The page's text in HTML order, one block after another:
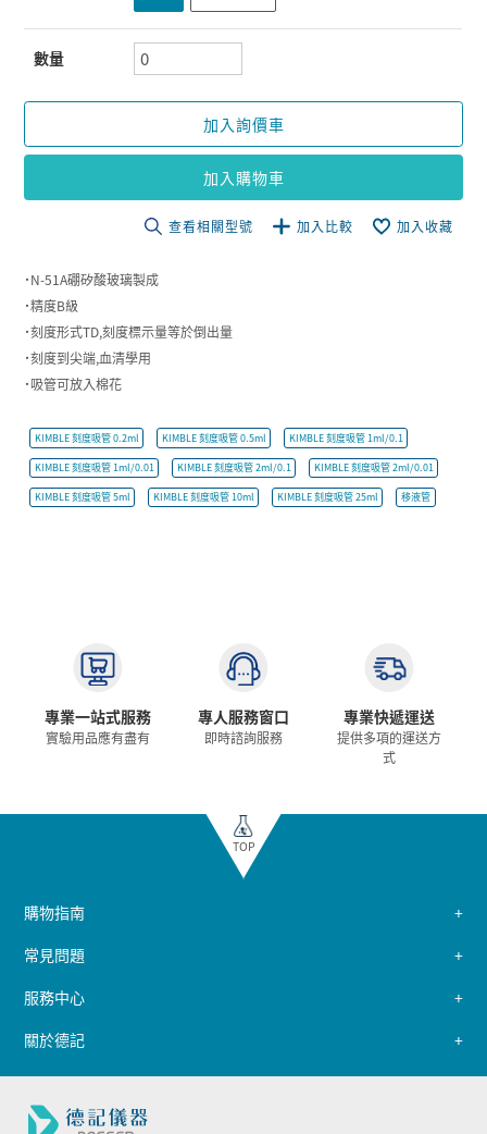
數量
加入詢價車
加入購物車
查看相關型號 加入比較 加入收藏
˙N-51A硼矽酸玻璃製成
˙精度B級
˙刻度形式TD,刻度標示量等於倒出量
˙刻度到尖端,血清學用
˙吸管可放入棉花
KIMBLE 刻度吸管 0.2ml KIMBLE 刻度吸管 0.5ml KIMBLE 刻度吸管 1ml/0.1
KIMBLE 刻度吸管 1ml/0.01 KIMBLE 刻度吸管 2ml/0.1 KIMBLE 刻度吸管 2ml/0.01
KIMBLE 刻度吸管 5ml KIMBLE 刻度吸管 10ml KIMBLE 刻度吸管 25ml 移液管
專業一站式服務
實驗用品應有盡有
專人服務窗口
即時諮詢服務
專業快遞運送
提供多項的運送方
式
TOP
購物指南
常見問題
服務中心
關於德記